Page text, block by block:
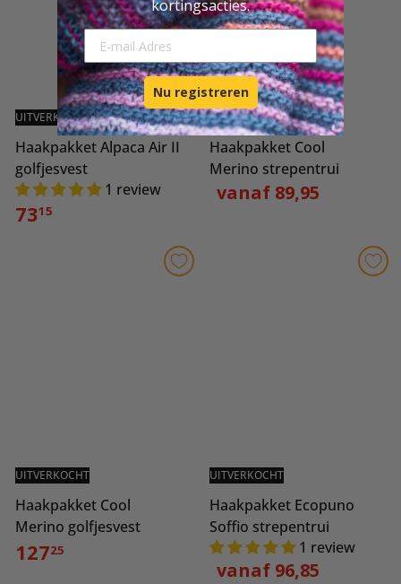
UITVERKOCHT
Haakpakket Alpaca Air II
golfjesvest
1 review
7315
UITVERKOCHT
Haakpakket Cool
Merino strepentrui
vanaf 89,95
UITVERKOCHT
Haakpakket Cool
Merino golfjesvest
12725
UITVERKOCHT
Haakpakket Ecopuno
Soffio strepentrui
1 review
vanaf 96,85
kortingsacties.
E-mail Adresse
Nu registreren